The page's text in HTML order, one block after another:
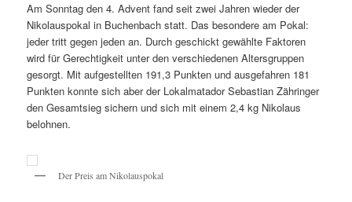
Am Sonntag den 4. Advent fand seit zwei Jahren wieder der
Nikolauspokal in Buchenbach statt. Das besondere am Pokal:
jeder tritt gegen jeden an. Durch geschickt gewählte Faktoren
wird für Gerechtigkeit unter den verschiedenen Altersgruppen
gesorgt. Mit aufgestellten 191,3 Punkten und ausgefahren 181
Punkten konnte sich aber der Lokalmatador Sebastian Zähringer
den Gesamtsieg sichern und sich mit einem 2,4 kg Nikolaus
belohnen.
Der Preis am Nikolauspokal